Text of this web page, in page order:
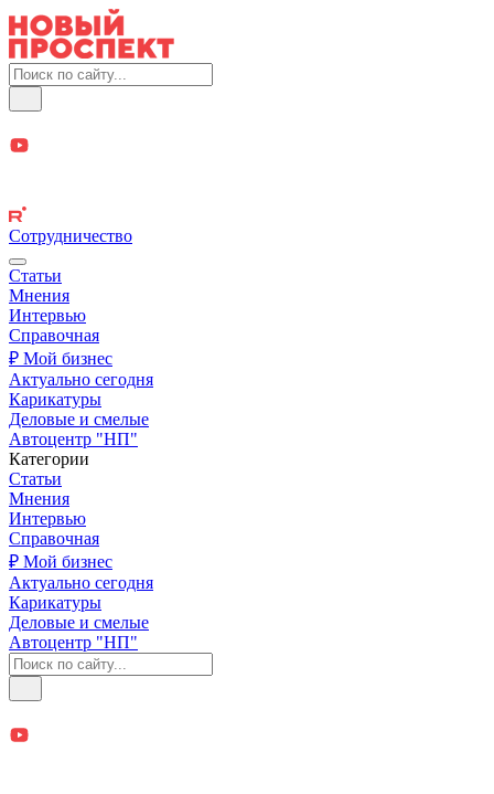
Сотрудничество
Статьи
Мнения
Интервью
Справочная
₽ Мой бизнес
Актуально сегодня
Карикатуры
Деловые и смелые
Автоцентр "НП"
Категории
Статьи
Мнения
Интервью
Справочная
₽ Мой бизнес
Актуально сегодня
Карикатуры
Деловые и смелые
Автоцентр "НП"